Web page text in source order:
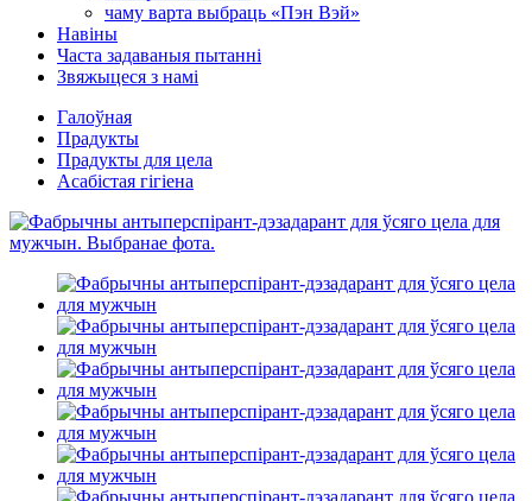
чаму варта выбраць «Пэн Вэй»
Навіны
Часта задаваныя пытанні
Звяжыцеся з намі
Галоўная
Прадукты
Прадукты для цела
Асабістая гігіена